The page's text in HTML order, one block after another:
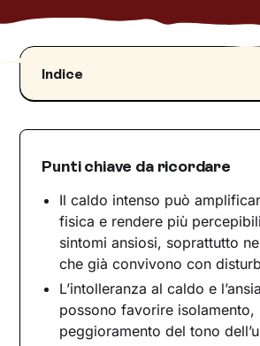
Indice
L’ansia in estate‍
Caldo e attacchi di panico
caldo
I meccanismi fisiologici che
caldo e ansia
Ansia da caldo e possibili rimedi
Strategie pratiche per gestire
L’aiuto della terapia psicologica
affrontare l’ansia da caldo
Punti chiave da ricordare
Il caldo intenso può
fisica e rendere più
sintomi ansiosi, soprattutto
che già convivono con
L’intolleranza al caldo e
possono favorire isolamento,
peggioramento del tono